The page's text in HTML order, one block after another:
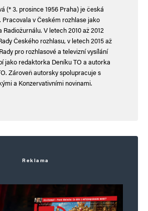
jméno, e-mail a webovou stránku pro budoucí
e-mailem.
e-mailem.
(* 3. prosince 1956 Praha) je česká
Pracovala v Českém rozhlase jako
Radiožurnálu. V letech 2010 až 2012
Českého rozhlasu, v letech 2015 až
pro rozhlasové a televizní vysílání
jako redaktorka Deníku TO a autorka
Zároveň autorsky spolupracuje s
a Konzervativními novinami.
Reklama